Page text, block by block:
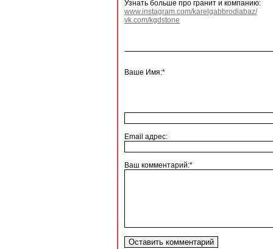
Узнать больше про гранит и компанию:
www.instagram.com/karelgabbrodiabaz/
vk.com/kgdstone
Ваше Имя:*
Email адрес:
Ваш комментарий:*